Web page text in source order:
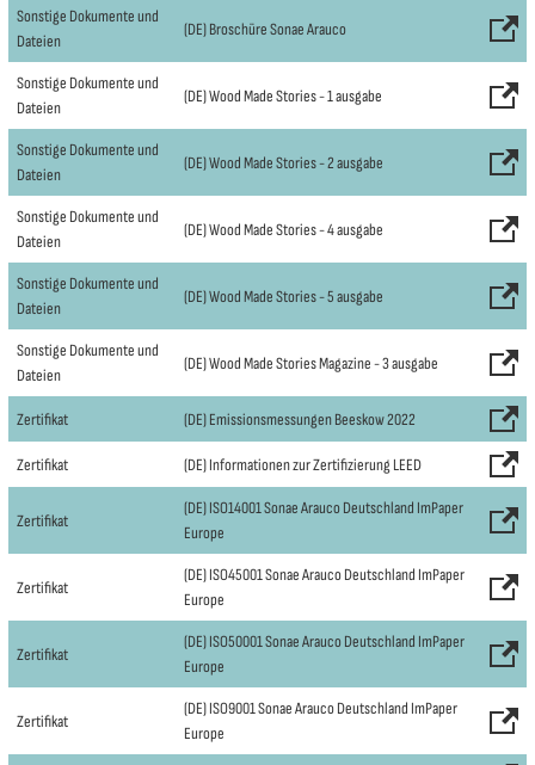
Sonstige Dokumente und
Dateien
(DE) Broschüre Sonae Arauco
Sonstige Dokumente und
Dateien
(DE) Wood Made Stories - 1 ausgabe
Sonstige Dokumente und
Dateien
(DE) Wood Made Stories - 2 ausgabe
Sonstige Dokumente und
Dateien
(DE) Wood Made Stories - 4 ausgabe
Sonstige Dokumente und
Dateien
(DE) Wood Made Stories - 5 ausgabe
Sonstige Dokumente und
Dateien
(DE) Wood Made Stories Magazine - 3 ausgabe
Zertifikat (DE) Emissionsmessungen Beeskow 2022
Zertifikat (DE) Informationen zur Zertifizierung LEED
Zertifikat
(DE) ISO14001 Sonae Arauco Deutschland ImPaper
Europe
Zertifikat
(DE) ISO45001 Sonae Arauco Deutschland ImPaper
Europe
Zertifikat
(DE) ISO50001 Sonae Arauco Deutschland ImPaper
Europe
Zertifikat
(DE) ISO9001 Sonae Arauco Deutschland ImPaper
Europe